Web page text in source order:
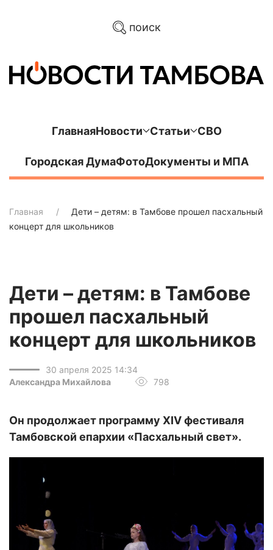
поиск
ГлавнаяНовости Статьи СВО
Городская ДумаФотоДокументы и МПА
Главная
Дети – детям: в Тамбове прошел пасхальный
концерт для школьников
Дети – детям: в Тамбове
прошел пасхальный
концерт для школьников
30 апреля 2025 14:34
Александра Михайлова
798
Он продолжает программу XIV фестиваля
Тамбовской епархии «Пасхальный свет».